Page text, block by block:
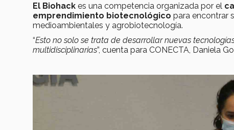
El Biohack es una competencia organizada por el
emprendimiento biotecnológico para encontrar
medioambientales y agrobiotecnología.
“Esto no solo se trata de desarrollar nuevas
multidisciplinarias”, cuenta para CONECTA, Daniela